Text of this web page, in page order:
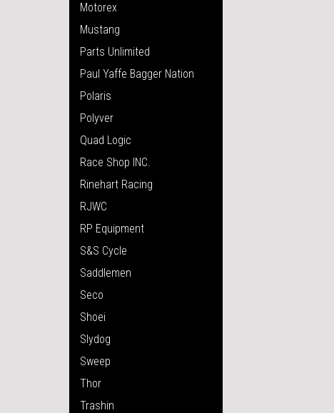
Motorex
Mustang
Parts Unlimited
Paul Yaffe Bagger Nation
Polaris
Polyver
Quad Logic
Race Shop INC.
Rinehart Racing
RJWC
RP Equipment
S&S Cycle
Saddlemen
Seco
Shoei
Slydog
Sweep
Thor
Trashin